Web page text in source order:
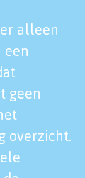
alleen
een
geen
overzicht.